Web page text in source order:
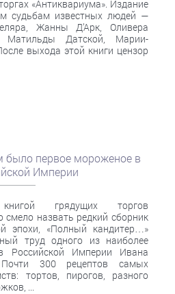
«Антиквариума». Издание
судьбам известных людей —
Жанны Д’Арк, Оливера
Матильды Датской, Марии-
выхода этой книги цензор
было первое мороженое в
Империи
грядущих торгов
назвать редкий сборник
эпохи, «Полный кандитер…»
труд одного из наиболее
Российской Империи Ивана
300 рецептов самых
тортов, пирогов, разного
...